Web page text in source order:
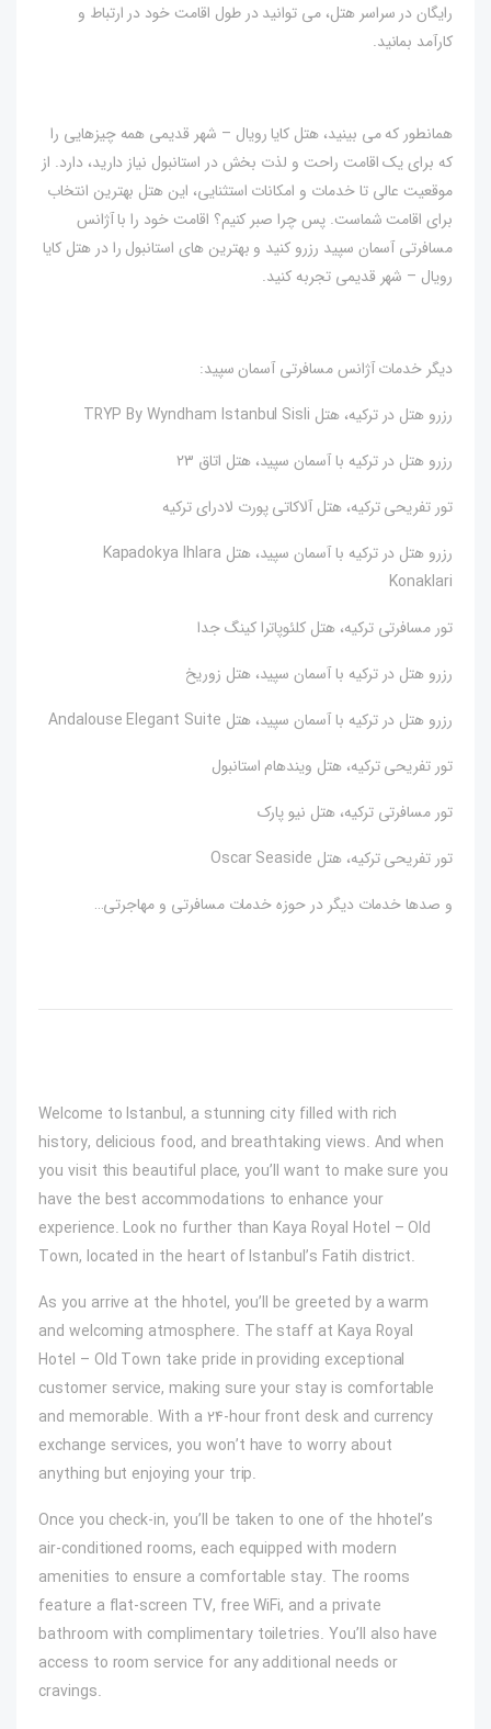
رایگان در سراسر هتل، می توانید در طول اقامت خود در ارتباط و
کارآمد بمانید.
همانطور که می بینید، هتل کایا رویال – شهر قدیمی همه چیزهایی را
که برای یک اقامت راحت و لذت بخش در استانبول نیاز دارید، دارد. از
موقعیت عالی تا خدمات و امکانات استثنایی، این هتل بهترین انتخاب
برای اقامت شماست. پس چرا صبر کنیم؟ اقامت خود را با آژانس
مسافرتی آسمان سپید رزرو کنید و بهترین های استانبول را در هتل کایا
رویال – شهر قدیمی تجربه کنید.
دیگر خدمات آژانس مسافرتی آسمان سپید:
رزرو هتل در ترکیه، هتل TRYP By Wyndham Istanbul Sisli
رزرو هتل در ترکیه با آسمان سپید، هتل اتاق 23
تور تفریحی ترکیه، هتل آلاکاتی پورت لادرای ترکیه
رزرو هتل در ترکیه با آسمان سپید، هتل Kapadokya Ihlara
Konaklari
تور مسافرتی ترکیه، هتل کلئوپاترا کینگ جدا
رزرو هتل در ترکیه با آسمان سپید، هتل زوریخ
رزرو هتل در ترکیه با آسمان سپید، هتل Andalouse Elegant Suite
تور تفریحی ترکیه، هتل ویندهام استانبول
تور مسافرتی ترکیه، هتل نیو پارک
تور تفریحی ترکیه، هتل Oscar Seaside
و صدها خدمات دیگر در حوزه خدمات مسافرتی و مهاجرتی…
Welcome to Istanbul, a stunning city filled with rich
history, delicious food, and breathtaking views. And when
you visit this beautiful place, you’ll want to make sure you
have the best accommodations to enhance your
experience. Look no further than Kaya Royal Hotel – Old
Town, located in the heart of Istanbul’s Fatih district.
As you arrive at the hhotel, you’ll be greeted by a warm
and welcoming atmosphere. The staff at Kaya Royal
Hotel – Old Town take pride in providing exceptional
customer service, making sure your stay is comfortable
and memorable. With a 24-hour front desk and currency
exchange services, you won’t have to worry about
anything but enjoying your trip.
Once you check-in, you’ll be taken to one of the hhotel’s
air-conditioned rooms, each equipped with modern
amenities to ensure a comfortable stay. The rooms
feature a flat-screen TV, free WiFi, and a private
bathroom with complimentary toiletries. You’ll also have
access to room service for any additional needs or
cravings.